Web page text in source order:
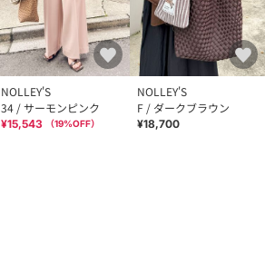
NOLLEY'S
34 / サーモンピンク
¥15,543 （19%OFF）
NOLLEY'S
F / ダークブラウン
¥18,700